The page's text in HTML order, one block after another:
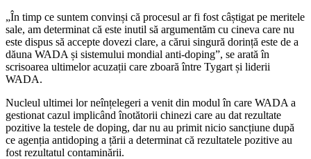
„În timp ce suntem convinși că procesul ar fi fost câștigat pe meritele
sale, am determinat că este inutil să argumentăm cu cineva care nu
este dispus să accepte dovezi clare, a cărui singură dorință este de a
dăuna WADA și sistemului mondial anti-doping”, se arată în
scrisoarea ultimelor acuzații care zboară între Tygart și liderii
WADA.
Nucleul ultimei lor neînțelegeri a venit din modul în care WADA a
gestionat cazul implicând înotătorii chinezi care au dat rezultate
pozitive la testele de doping, dar nu au primit nicio sancțiune după
ce agenția antidoping a țării a determinat că rezultatele pozitive au
fost rezultatul contaminării.